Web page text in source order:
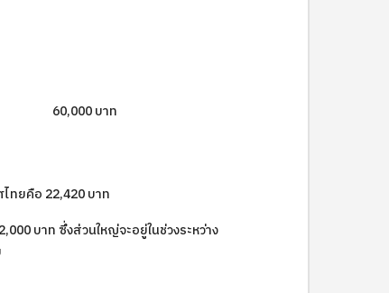
60,000 บาท
ไทยคือ 22,420 บาท
บาท ซึ่งส่วนใหญ่จะอยู่ในช่วงระหว่าง